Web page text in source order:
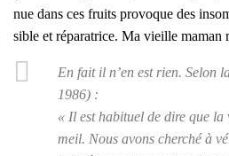
nue dans ces fruits pro­voque des
sible et répa­ra­trice. Ma vieille maman
En fait il n’en est rien. Selon
1986) :
« Il est habi­tuel de dire que
meil. Nous avons cher­ché à